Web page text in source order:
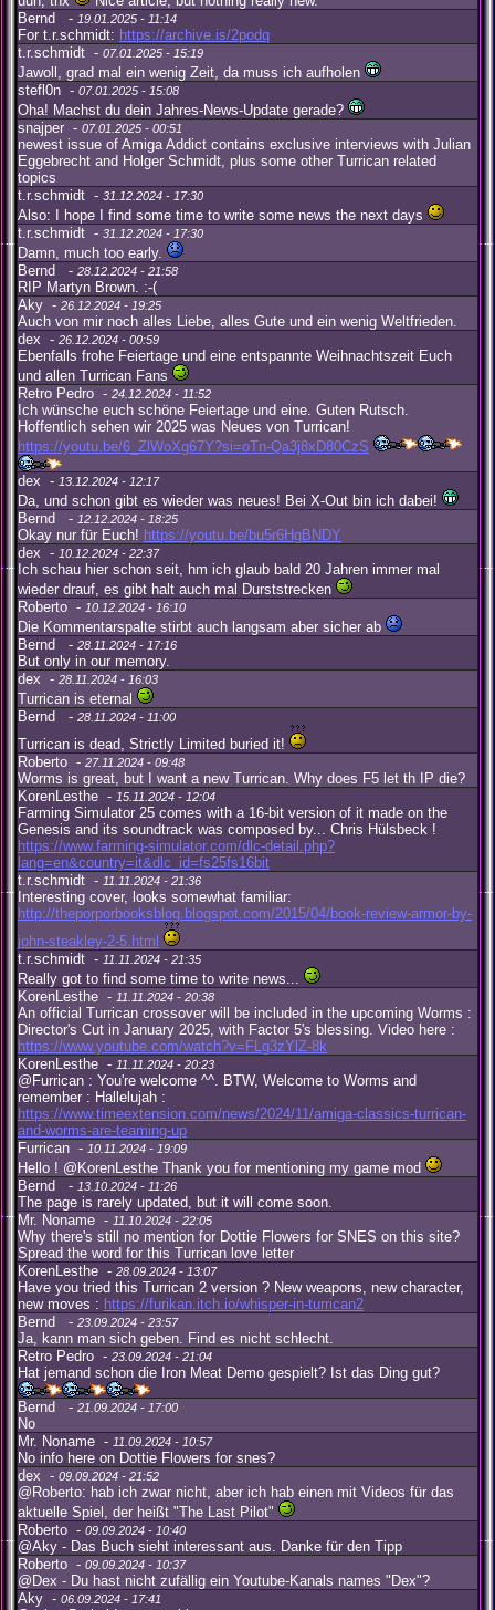
Bernd - 19.01.2025 - 11:14
For t.r.schmidt: https://archive.is/2podq
t.r.schmidt - 07.01.2025 - 15:19
Jawoll, grad mal ein wenig Zeit, da muss ich aufholen
stefl0n - 07.01.2025 - 15:08
Oha! Machst du dein Jahres-News-Update gerade?
snajper - 07.01.2025 - 00:51
newest issue of Amiga Addict contains exclusive interviews with Julian
Eggebrecht and Holger Schmidt, plus some other Turrican related
topics
t.r.schmidt - 31.12.2024 - 17:30
Also: I hope I find some time to write some news the next days
t.r.schmidt - 31.12.2024 - 17:30
Damn, much too early.
Bernd - 28.12.2024 - 21:58
RIP Martyn Brown. :-(
Aky - 26.12.2024 - 19:25
Auch von mir noch alles Liebe, alles Gute und ein wenig Weltfrieden.
dex - 26.12.2024 - 00:59
Ebenfalls frohe Feiertage und eine entspannte Weihnachtszeit Euch
und allen Turrican Fans
Retro Pedro - 24.12.2024 - 11:52
Ich wünsche euch schöne Feiertage und eine. Guten Rutsch.
Hoffentlich sehen wir 2025 was Neues von Turrican!
https://youtu.be/6_ZlWoXg67Y?si=oTn-Qa3j8xD80CzS
dex - 13.12.2024 - 12:17
Da, und schon gibt es wieder was neues! Bei X-Out bin ich dabei!
Bernd - 12.12.2024 - 18:25
Okay nur für Euch! https://youtu.be/bu5r6HgBNDY
dex - 10.12.2024 - 22:37
Ich schau hier schon seit, hm ich glaub bald 20 Jahren immer mal
wieder drauf, es gibt halt auch mal Durststrecken
Roberto - 10.12.2024 - 16:10
Die Kommentarspalte stirbt auch langsam aber sicher ab
Bernd - 28.11.2024 - 17:16
But only in our memory.
dex - 28.11.2024 - 16:03
Turrican is eternal
Bernd - 28.11.2024 - 11:00
Turrican is dead, Strictly Limited buried it!
Roberto - 27.11.2024 - 09:48
Worms is great, but I want a new Turrican. Why does F5 let th IP die?
KorenLesthe - 15.11.2024 - 12:04
Farming Simulator 25 comes with a 16-bit version of it made on the
Genesis and its soundtrack was composed by... Chris Hülsbeck !
https://www.farming-simulator.com/dlc-detail.php?
lang=en&country=it&dlc_id=fs25fs16bit
t.r.schmidt - 11.11.2024 - 21:36
Interesting cover, looks somewhat familiar:
http://theporporbooksblog.blogspot.com/2015/04/book-review-armor-by-
john-steakley-2-5.html
t.r.schmidt - 11.11.2024 - 21:35
Really got to find some time to write news...
KorenLesthe - 11.11.2024 - 20:38
An official Turrican crossover will be included in the upcoming Worms :
Director's Cut in January 2025, with Factor 5's blessing. Video here :
https://www.youtube.com/watch?v=FLg3zYlZ-8k
KorenLesthe - 11.11.2024 - 20:23
@Furrican : You're welcome ^^. BTW, Welcome to Worms and
remember : Hallelujah :
https://www.timeextension.com/news/2024/11/amiga-classics-turrican-
and-worms-are-teaming-up
Furrican - 10.11.2024 - 19:09
Hello ! @KorenLesthe Thank you for mentioning my game mod
Bernd - 13.10.2024 - 11:26
The page is rarely updated, but it will come soon.
Mr. Noname - 11.10.2024 - 22:05
Why there's still no mention for Dottie Flowers for SNES on this site?
Spread the word for this Turrican love letter
KorenLesthe - 28.09.2024 - 13:07
Have you tried this Turrican 2 version ? New weapons, new character,
new moves : https://furikan.itch.io/whisper-in-turrican2
Bernd - 23.09.2024 - 23:57
Ja, kann man sich geben. Find es nicht schlecht.
Retro Pedro - 23.09.2024 - 21:04
Hat jemand schon die Iron Meat Demo gespielt? Ist das Ding gut?
Bernd - 21.09.2024 - 17:00
No
Mr. Noname - 11.09.2024 - 10:57
No info here on Dottie Flowers for snes?
dex - 09.09.2024 - 21:52
@Roberto: hab ich zwar nicht, aber ich hab einen mit Videos für das
aktuelle Spiel, der heißt "The Last Pilot"
Roberto - 09.09.2024 - 10:40
@Aky - Das Buch sieht interessant aus. Danke für den Tipp
Roberto - 09.09.2024 - 10:37
@Dex - Du hast nicht zufällig ein Youtube-Kanals names "Dex"?
Aky - 06.09.2024 - 17:41